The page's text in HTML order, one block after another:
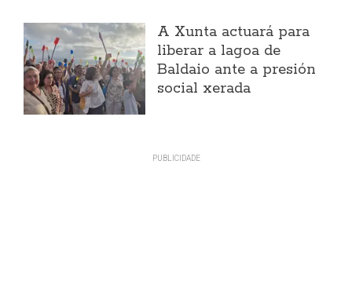
A Xunta actuará para
liberar a lagoa de
Baldaio ante a presión
social xerada